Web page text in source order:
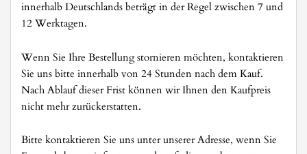
innerhalb Deutschlands beträgt in der Regel zwischen 7 und
12 Werktagen.
Wenn Sie Ihre Bestellung stornieren möchten, kontaktieren
Sie uns bitte innerhalb von 24 Stunden nach dem Kauf.
Nach Ablauf dieser Frist können wir Ihnen den Kaufpreis
nicht mehr zurückerstatten.
Bitte kontaktieren Sie uns unter unserer Adresse, wenn Sie